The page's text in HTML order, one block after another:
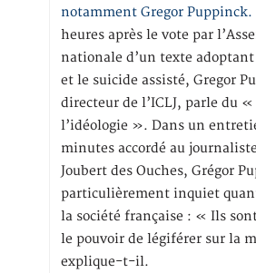
notamment Gregor Puppinck.
heures après le vote par
nationale d’un texte
et le suicide assisté, Gregor
directeur de l’ICLJ, parle du
l’idéologie ». Dans un
minutes accordé au
Joubert des Ouches, Grégor
particulièrement inquiet
la société française : « Ils
le pouvoir de légiférer sur la
explique-t-il.